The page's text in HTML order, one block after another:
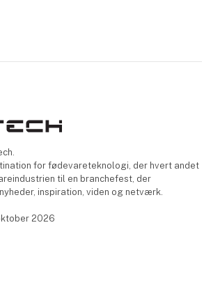
for fødevareteknologi, der hvert andet
til en branchefest, der
inspiration, viden og netværk.
2026